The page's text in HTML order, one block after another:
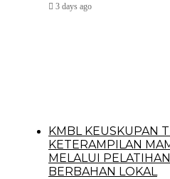
3 days ago
KMBL KEUSKUPAN
KETERAMPILAN
MELALUI
BERBAHAN LOKAL